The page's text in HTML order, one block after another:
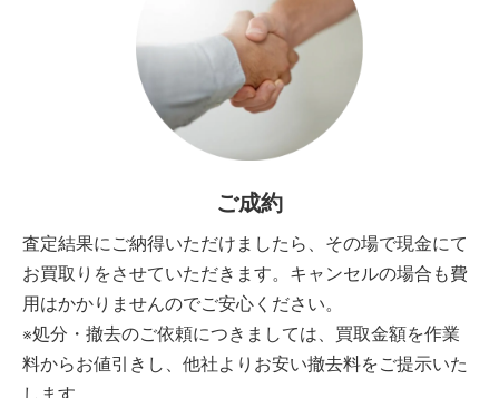
ご成約
査定結果にご納得いただけましたら、その場で現金にて
お買取りをさせていただきます。キャンセルの場合も費
用はかかりませんのでご安心ください。
※処分・撤去のご依頼につきましては、買取金額を作業
料からお値引きし、他社よりお安い撤去料をご提示いた